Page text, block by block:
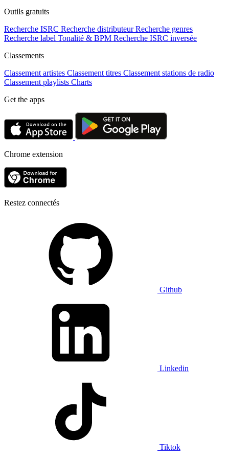
Outils gratuits
Recherche ISRC Recherche distributeur Recherche genres
Recherche label Tonalité & BPM Recherche ISRC inversée
Classements
Classement artistes Classement titres Classement stations de radio
Classement playlists Charts
Get the apps
Chrome extension
Restez connectés
Github
Linkedin
Tiktok